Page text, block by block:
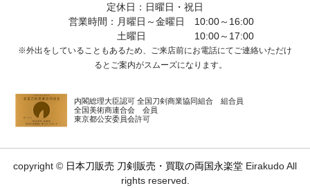
定休日：日曜日・祝日
営業時間：月曜日～金曜日 10:00～16:00
土曜日 10:00～17:00
※外出をしていることもあるため、ご来店前にお電話にてご連絡いただけ
ると ご案内がスムーズになります。
内閣総理大臣認可 全国刀剣商業協同組合 組合員
全国美術商連合会 会員
東京都公安委員会許可
copyright © 日本刀販売 刀剣販売・買取の両国永楽堂 Eirakudo All
rights reserved.